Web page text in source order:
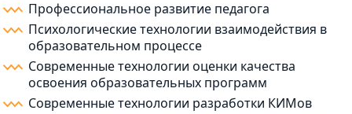
Профессиональное развитие педагога
Психологические технологии взаимодействия в
образовательном процессе
Современные технологии оценки качества
освоения образовательных программ
Современные технологии разработки КИМов